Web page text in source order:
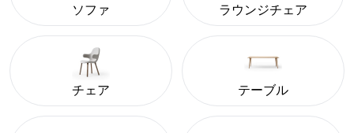
ソファ ラウンジチェア
チェア テーブル